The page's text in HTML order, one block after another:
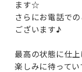
ます☆
さらにお電話で
ございます♪
最高の状態に仕上
楽しみに待ってい